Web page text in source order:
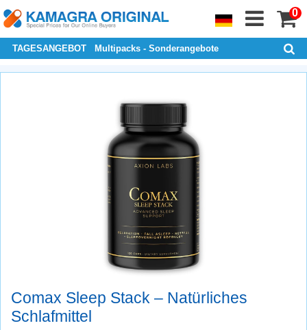
0
TAGESANGEBOT Multipacks - Sonderangebote
Comax Sleep Stack – Natürliches
Schlafmittel